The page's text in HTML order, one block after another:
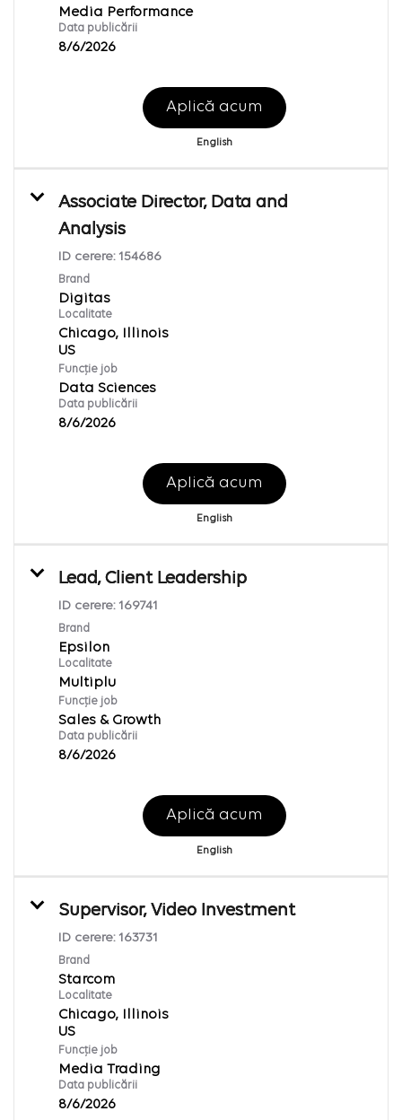
Media Performance
Data publicării
8/6/2026
Aplică acum
English
Associate Director, Data and
Analysis
ID cerere: 154686
Brand
Digitas
Localitate
Chicago, Illinois
Funcție job
Data Sciences
Data publicării
8/6/2026
Aplică acum
English
Lead, Client Leadership
ID cerere: 169741
Brand
Epsilon
Localitate
Multiplu
Funcție job
Sales & Growth
Data publicării
8/6/2026
Aplică acum
English
Supervisor, Video Investment
ID cerere: 163731
Brand
Starcom
Localitate
Chicago, Illinois
Funcție job
Media Trading
Data publicării
8/6/2026